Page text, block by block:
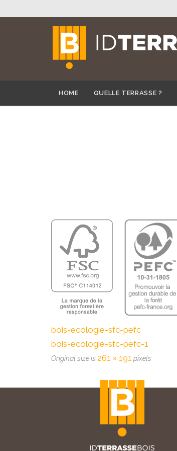
HOME QUELLE TERRASSE ?
bois-ecologie-sfc-pefc
bois-ecologie-sfc-pefc-1
Original size is 261 × 191 pixels